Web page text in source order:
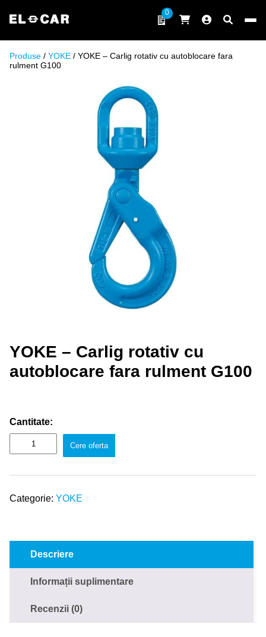
ELCAR
0
Produse / YOKE / YOKE – Carlig rotativ cu autoblocare fara
rulment G100
YOKE – Carlig rotativ cu
autoblocare fara rulment G100
Cantitate:
Cere oferta
Categorie: YOKE
Descriere
Informații suplimentare
Recenzii (0)